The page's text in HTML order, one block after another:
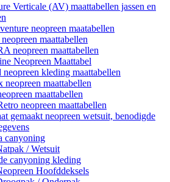
Verticale (AV) maattabellen jassen en
neopreen maatabellen
maattabellen
neopreen maattabellen
Neopreen Maattabel
neopreen kleding maattabellen
neopreen maattabellen
maattabellen
neopreen maattabellen
gemaakt neopreen wetsuit, benodigde
canyoning
/ Wetsuit
canyoning kleding
Hoofddeksels